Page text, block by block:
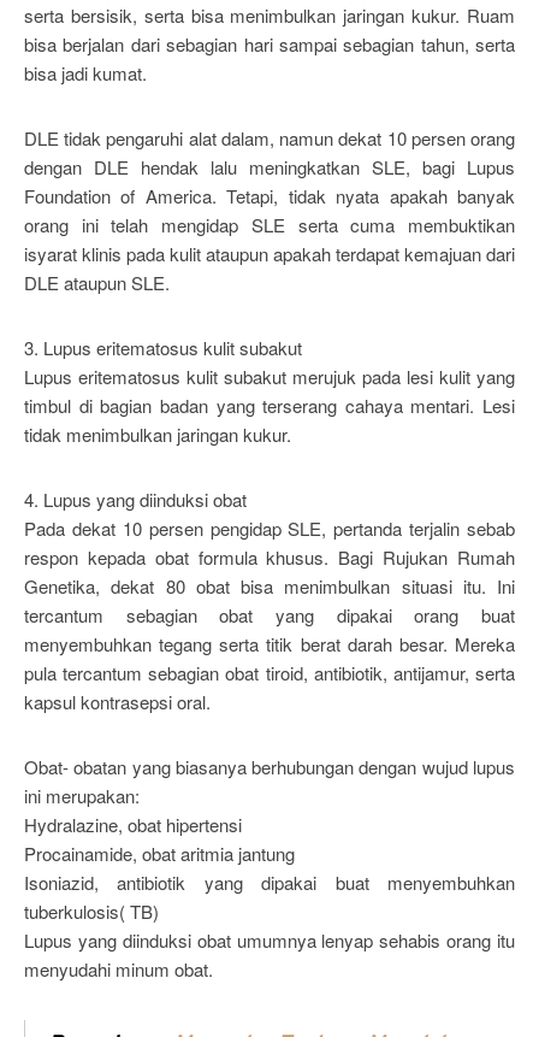
serta bersisik, serta bisa menimbulkan jaringan kukur. Ruam
bisa berjalan dari sebagian hari sampai sebagian tahun, serta
bisa jadi kumat.
DLE tidak pengaruhi alat dalam, namun dekat 10 persen orang
dengan DLE hendak lalu meningkatkan SLE, bagi Lupus
Foundation of America. Tetapi, tidak nyata apakah banyak
orang ini telah mengidap SLE serta cuma membuktikan
isyarat klinis pada kulit ataupun apakah terdapat kemajuan dari
DLE ataupun SLE.
3. Lupus eritematosus kulit subakut
Lupus eritematosus kulit subakut merujuk pada lesi kulit yang
timbul di bagian badan yang terserang cahaya mentari. Lesi
tidak menimbulkan jaringan kukur.
4. Lupus yang diinduksi obat
Pada dekat 10 persen pengidap SLE, pertanda terjalin sebab
respon kepada obat formula khusus. Bagi Rujukan Rumah
Genetika, dekat 80 obat bisa menimbulkan situasi itu. Ini
tercantum sebagian obat yang dipakai orang buat
menyembuhkan tegang serta titik berat darah besar. Mereka
pula tercantum sebagian obat tiroid, antibiotik, antijamur, serta
kapsul kontrasepsi oral.
Obat- obatan yang biasanya berhubungan dengan wujud lupus
ini merupakan:
Hydralazine, obat hipertensi
Procainamide, obat aritmia jantung
Isoniazid, antibiotik yang dipakai buat menyembuhkan
tuberkulosis( TB)
Lupus yang diinduksi obat umumnya lenyap sehabis orang itu
menyudahi minum obat.